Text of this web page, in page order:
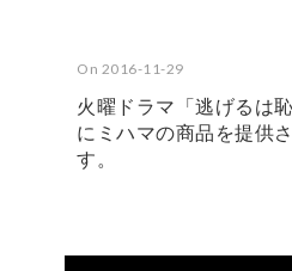
On 2016-11-29
火曜ドラマ「逃げるは
にミハマの商品を提供
す。